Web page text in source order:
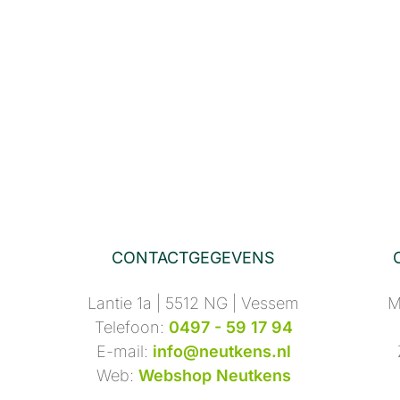
CONTACTGEGEVENS
Lantie 1a | 5512 NG | Vessem
Telefoon: 0497 - 59 17 94
E-mail: info@neutkens.nl
Web: Webshop Neutkens